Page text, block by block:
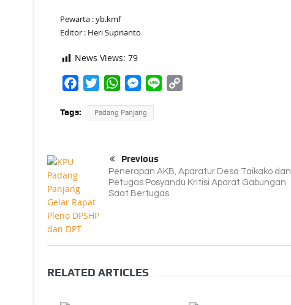
Pewarta : yb.kmf
Editor : Heri Suprianto
News Views: 79
FacebookTwitterWhatsAppMessenger
Line
Tags: Padang Panjang
Previous
Penerapan AKB, Aparatur Desa Taikako dan
Petugas Posyandu Kritisi Aparat Gabungan
Saat Bertugas
RELATED ARTICLES